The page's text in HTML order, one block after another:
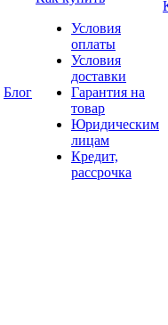
Блог
Условия
оплаты
Условия
доставки
Гарантия на
товар
Юридическим
лицам
Кредит,
рассрочка